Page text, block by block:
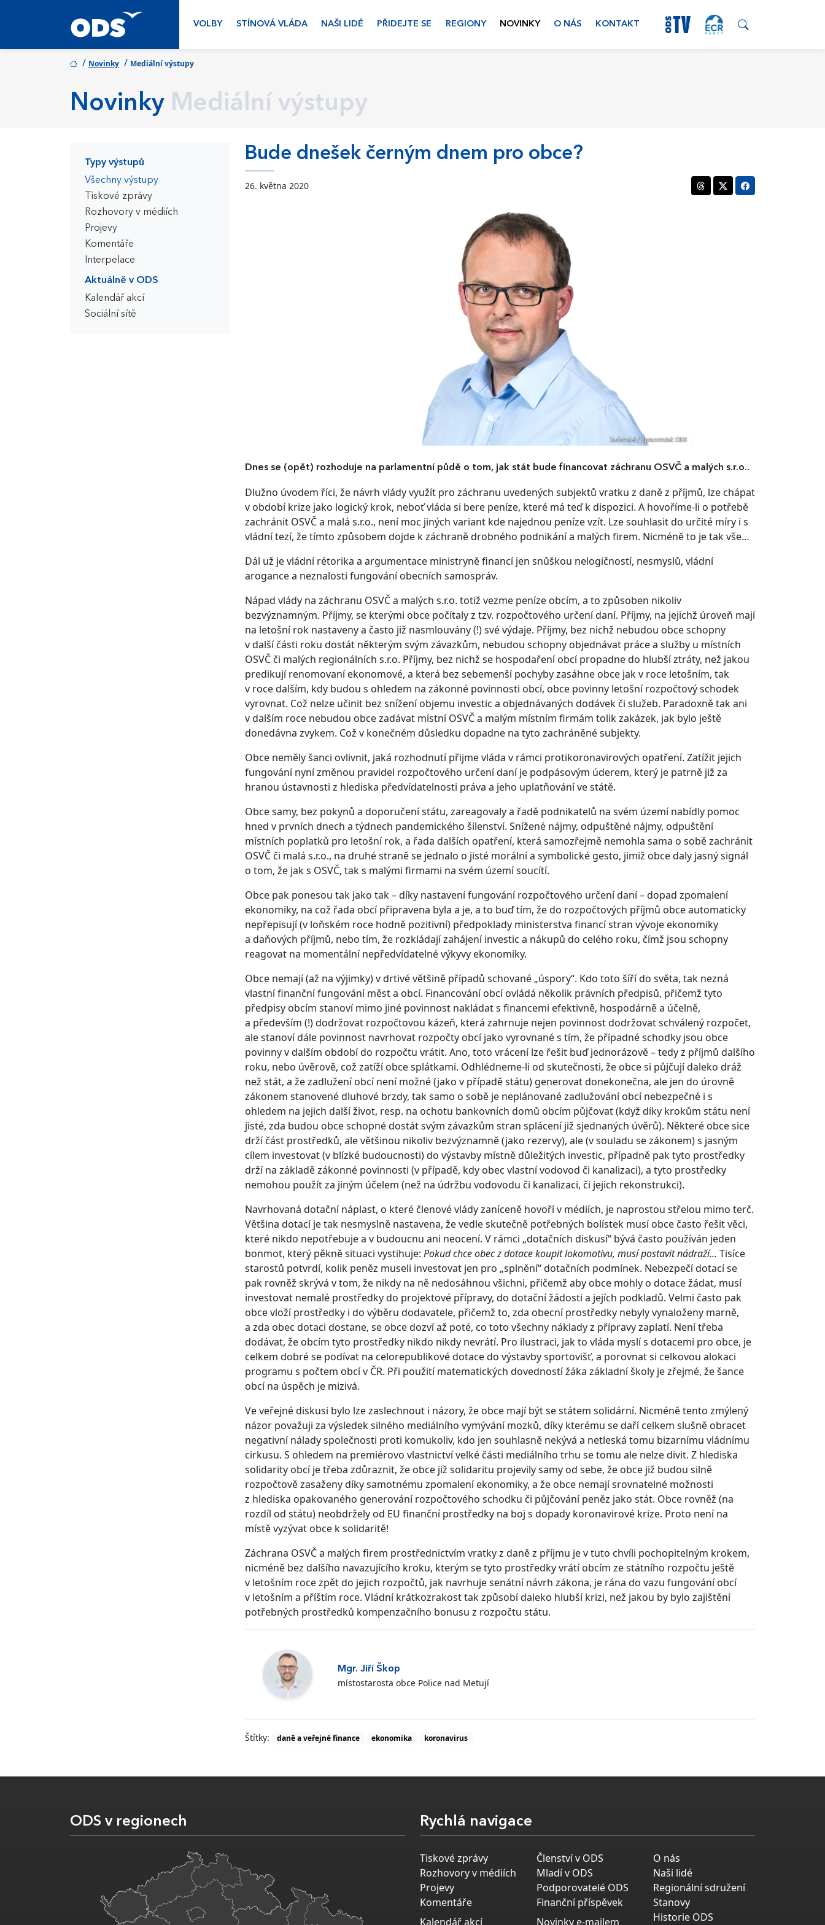
VOLBY STÍNOVÁ VLÁDA NAŠI LIDÉ PŘIDEJTE SE REGIONY NOVINKY O NÁS KONTAKT
/ Novinky / Mediální výstupy
Novinky Mediální výstupy
Typy výstupů
Všechny výstupy
Tiskové zprávy
Rozhovory v médiích
Projevy
Komentáře
Interpelace
Aktuálně v ODS
Kalendář akcí
Sociální sítě
Bude dnešek černým dnem pro obce?
26. května 2020
Dnes se (opět) rozhoduje na parlamentní půdě o tom, jak stát bude financovat záchranu OSVČ a malých s.r.o..
Dlužno úvodem říci, že návrh vlády využít pro záchranu uvedených subjektů vratku z daně z příjmů, lze chápat
v období krize jako logický krok, neboť vláda si bere peníze, které má teď k dispozici. A hovoříme-li o potřebě
zachránit OSVČ a malá s.r.o., není moc jiných variant kde najednou peníze vzít. Lze souhlasit do určité míry i s
vládní tezí, že tímto způsobem dojde k záchraně drobného podnikání a malých firem. Nicméně to je tak vše…
Dál už je vládní rétorika a argumentace ministryně financí jen snůškou nelogičností, nesmyslů, vládní
arogance a neznalosti fungování obecních samospráv.
Nápad vlády na záchranu OSVČ a malých s.r.o. totiž vezme peníze obcím, a to způsoben nikoliv
bezvýznamným. Příjmy, se kterými obce počítaly z tzv. rozpočtového určení daní. Příjmy, na jejichž úroveň mají
na letošní rok nastaveny a často již nasmlouvány (!) své výdaje. Příjmy, bez nichž nebudou obce schopny
v další části roku dostát některým svým závazkům, nebudou schopny objednávat práce a služby u místních
OSVČ či malých regionálních s.r.o. Příjmy, bez nichž se hospodaření obcí propadne do hlubší ztráty, než jakou
predikují renomovaní ekonomové, a která bez sebemenší pochyby zasáhne obce jak v roce letošním, tak
v roce dalším, kdy budou s ohledem na zákonné povinnosti obcí, obce povinny letošní rozpočtový schodek
vyrovnat. Což nelze učinit bez snížení objemu investic a objednávaných dodávek či služeb. Paradoxně tak ani
v dalším roce nebudou obce zadávat místní OSVČ a malým místním firmám tolik zakázek, jak bylo ještě
donedávna zvykem. Což v konečném důsledku dopadne na tyto zachráněné subjekty.
Obce neměly šanci ovlivnit, jaká rozhodnutí přijme vláda v rámci protikoronavirových opatření. Zatížit jejich
fungování nyní změnou pravidel rozpočtového určení daní je podpásovým úderem, který je patrně již za
hranou ústavnosti z hlediska předvídatelnosti práva a jeho uplatňování ve státě.
Obce samy, bez pokynů a doporučení státu, zareagovaly a řadě podnikatelů na svém území nabídly pomoc
hned v prvních dnech a týdnech pandemického šílenství. Snížené nájmy, odpuštěné nájmy, odpuštění
místních poplatků pro letošní rok, a řada dalších opatření, která samozřejmě nemohla sama o sobě zachránit
OSVČ či malá s.r.o., na druhé straně se jednalo o jisté morální a symbolické gesto, jimiž obce daly jasný signál
o tom, že jak s OSVČ, tak s malými firmami na svém území soucítí.
Obce pak ponesou tak jako tak – díky nastavení fungování rozpočtového určení daní – dopad zpomalení
ekonomiky, na což řada obcí připravena byla a je, a to buď tím, že do rozpočtových příjmů obce automaticky
nepřepisují (v loňském roce hodně pozitivní) předpoklady ministerstva financí stran vývoje ekonomiky
a daňových příjmů, nebo tím, že rozkládají zahájení investic a nákupů do celého roku, čímž jsou schopny
reagovat na momentální nepředvídatelné výkyvy ekonomiky.
Obce nemají (až na výjimky) v drtivé většině případů schované „úspory“. Kdo toto šíří do světa, tak nezná
vlastní finanční fungování měst a obcí. Financování obcí ovládá několik právních předpisů, přičemž tyto
předpisy obcím stanoví mimo jiné povinnost nakládat s financemi efektivně, hospodárně a účelně,
a především (!) dodržovat rozpočtovou kázeň, která zahrnuje nejen povinnost dodržovat schválený rozpočet,
ale stanoví dále povinnost navrhovat rozpočty obcí jako vyrovnané s tím, že případné schodky jsou obce
povinny v dalším období do rozpočtu vrátit. Ano, toto vrácení lze řešit buď jednorázově – tedy z příjmů dalšího
roku, nebo úvěrově, což zatíží obce splátkami. Odhlédneme-li od skutečnosti, že obce si půjčují daleko dráž
než stát, a že zadlužení obcí není možné (jako v případě státu) generovat donekonečna, ale jen do úrovně
zákonem stanovené dluhové brzdy, tak samo o sobě je neplánované zadlužování obcí nebezpečné i s
ohledem na jejich další život, resp. na ochotu bankovních domů obcím půjčovat (když díky krokům státu není
jisté, zda budou obce schopné dostát svým závazkům stran splácení již sjednaných úvěrů). Některé obce sice
drží část prostředků, ale většinou nikoliv bezvýznamně (jako rezervy), ale (v souladu se zákonem) s jasným
cílem investovat (v blízké budoucnosti) do výstavby místně důležitých investic, případně pak tyto prostředky
drží na základě zákonné povinnosti (v případě, kdy obec vlastní vodovod či kanalizaci), a tyto prostředky
nemohou použít za jiným účelem (než na údržbu vodovodu či kanalizaci, či jejich rekonstrukci).
Navrhovaná dotační náplast, o které členové vlády zaníceně hovoří v médiích, je naprostou střelou mimo terč.
Většina dotací je tak nesmyslně nastavena, že vedle skutečně potřebných bolístek musí obce často řešit věci,
které nikdo nepotřebuje a v budoucnu ani neocení. V rámci „dotačních diskusí“ bývá často používán jeden
bonmot, který pěkně situaci vystihuje: Pokud chce obec z dotace koupit lokomotivu, musí postavit nádraží… Tisíce
starostů potvrdí, kolik peněz museli investovat jen pro „splnění“ dotačních podmínek. Nebezpečí dotací se
pak rovněž skrývá v tom, že nikdy na ně nedosáhnou všichni, přičemž aby obce mohly o dotace žádat, musí
investovat nemalé prostředky do projektové přípravy, do dotační žádosti a jejích podkladů. Velmi často pak
obce vloží prostředky i do výběru dodavatele, přičemž to, zda obecní prostředky nebyly vynaloženy marně,
a zda obec dotaci dostane, se obce dozví až poté, co toto všechny náklady z přípravy zaplatí. Není třeba
dodávat, že obcím tyto prostředky nikdo nikdy nevrátí. Pro ilustraci, jak to vláda myslí s dotacemi pro obce, je
celkem dobré se podívat na celorepublikové dotace do výstavby sportovišť, a porovnat si celkovou alokaci
programu s počtem obcí v ČR. Při použití matematických dovedností žáka základní školy je zřejmé, že šance
obcí na úspěch je mizivá.
Ve veřejné diskusi bylo lze zaslechnout i názory, že obce mají být se státem solidární. Nicméně tento zmýlený
názor považuji za výsledek silného mediálního vymývání mozků, díky kterému se daří celkem slušně obracet
negativní nálady společnosti proti komukoliv, kdo jen souhlasně nekývá a netleská tomu bizarnímu vládnímu
cirkusu. S ohledem na premiérovo vlastnictví velké části mediálního trhu se tomu ale nelze divit. Z hlediska
solidarity obcí je třeba zdůraznit, že obce již solidaritu projevily samy od sebe, že obce již budou silně
rozpočtově zasaženy díky samotnému zpomalení ekonomiky, a že obce nemají srovnatelné možnosti
z hlediska opakovaného generování rozpočtového schodku či půjčování peněz jako stát. Obce rovněž (na
rozdíl od státu) neobdržely od EU finanční prostředky na boj s dopady koronavirové krize. Proto není na
místě vyzývat obce k solidaritě!
Záchrana OSVČ a malých firem prostřednictvím vratky z daně z příjmu je v tuto chvíli pochopitelným krokem,
nicméně bez dalšího navazujícího kroku, kterým se tyto prostředky vrátí obcím ze státního rozpočtu ještě
v letošním roce zpět do jejich rozpočtů, jak navrhuje senátní návrh zákona, je rána do vazu fungování obcí
v letošním a příštím roce. Vládní krátkozrakost tak způsobí daleko hlubší krizi, než jakou by bylo zajištění
potřebných prostředků kompenzačního bonusu z rozpočtu státu.
Mgr. Jiří Škop
místostarosta obce Police nad Metují
Štítky: daně a veřejné finance ekonomika koronavirus
ODS v regionech Rychlá navigace
Tiskové zprávy
Rozhovory v médiích
Projevy
Komentáře
Kalendář akcí
Členství v ODS
Mladí v ODS
Podporovatelé ODS
Finanční příspěvek
Novinky e-mailem
O nás
Naši lidé
Regionální sdružení
Stanovy
Historie ODS